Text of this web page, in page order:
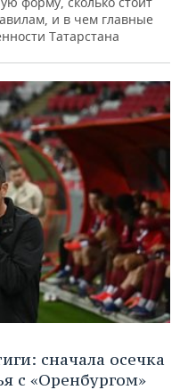
и в чем главные
Татарстана
сначала осечка
с «Оренбургом»